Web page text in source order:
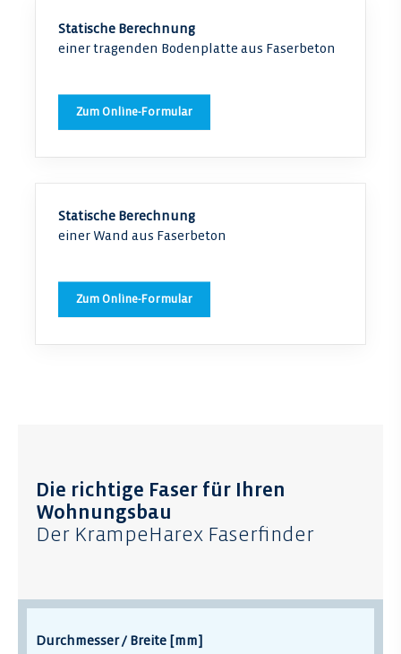
Statische Berechnung
einer tragenden Bodenplatte aus Faserbeton
Zum Online-Formular
Statische Berechnung
einer Wand aus Faserbeton
Zum Online-Formular
Die richtige Faser für Ihren
Wohnungsbau
Der KrampeHarex Faserfinder
Durchmesser / Breite [mm]